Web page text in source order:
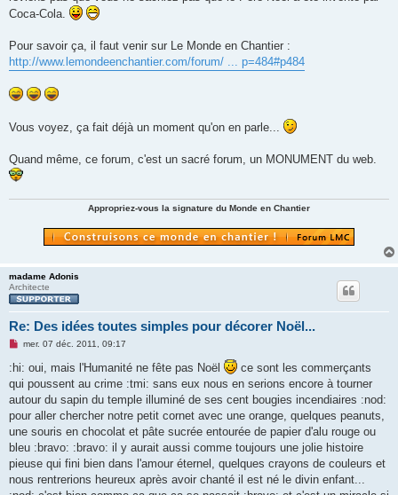
Coca-Cola.
Pour savoir ça, il faut venir sur Le Monde en Chantier :
http://www.lemondeenchantier.com/forum/ ... p=484#p484
Vous voyez, ça fait déjà un moment qu'on en parle...
Quand même, ce forum, c'est un sacré forum, un MONUMENT du web.
Appropriez-vous la signature du Monde en Chantier
madame Adonis
Architecte
Re: Des idées toutes simples pour décorer Noël...
M
s
s
a
g
e
n
o
n
l
u
mer. 07 déc. 2011, 09:17
:hi: oui, mais l'Humanité ne fête pas Noël
ce sont les commerçants
qui poussent au crime :tmi: sans eux nous en serions encore à tourner
autour du sapin du temple illuminé de ses cent bougies incendiaires :nod:
pour aller chercher notre petit cornet avec une orange, quelques peanuts,
une souris en chocolat et pâte sucrée entourée de papier d'alu rouge ou
bleu :bravo: :bravo: il y aurait aussi comme toujours une jolie histoire
pieuse qui fini bien dans l'amour éternel, quelques crayons de couleurs et
nous rentrerions heureux après avoir chanté il est né le divin enfant...